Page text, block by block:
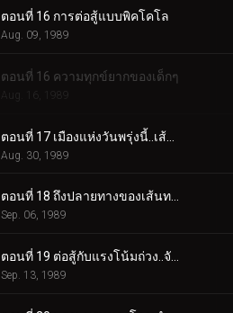
ตอนที่ 16 การต่อสู้แบบพิคโคโล
Aug. 09, 1989
ตอนที่ 16 ความทุกข์ยากของเด็กๆ
Aug. 16, 1989
Aug. 30, 1989
ตอนที่ 18 ถึงปลายทางของเส้นทางงูเลื้อย..นายคือ “ท่านเจ้าพิภพ” งั้นเหรอ?
Sep. 06, 1989
Sep. 13, 1989